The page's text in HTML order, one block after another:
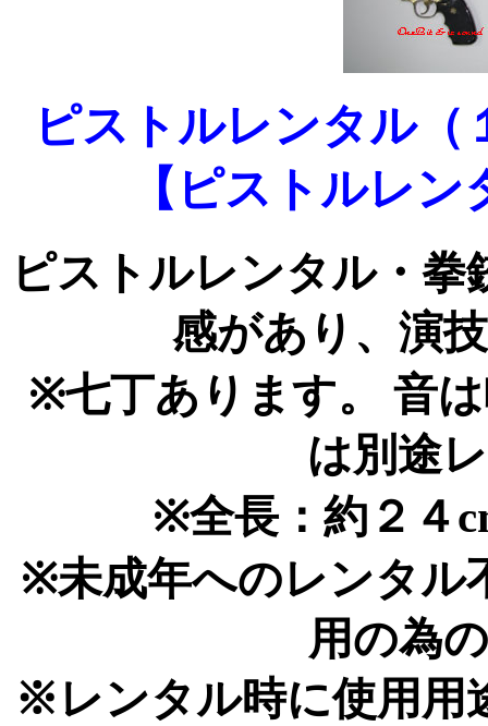
ピストルレンタル（
【ピストルレ
ピストルレンタル・
感があり、演
※七丁あります。 音
は別途
※全長：約２４
※未成年へのレンタル
用の為
※レンタル時に使用用